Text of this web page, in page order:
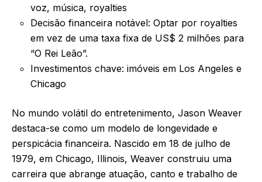
voz, música, royalties
Decisão financeira notável: Optar por royalties
em vez de uma taxa fixa de US$ 2 milhões para
“O Rei Leão”.
Investimentos chave: imóveis em Los Angeles e
Chicago
No mundo volátil do entretenimento, Jason Weaver
destaca-se como um modelo de longevidade e
perspicácia financeira. Nascido em 18 de julho de
1979, em Chicago, Illinois, Weaver construiu uma
carreira que abrange atuação, canto e trabalho de